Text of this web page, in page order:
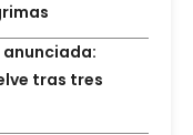
tras tres